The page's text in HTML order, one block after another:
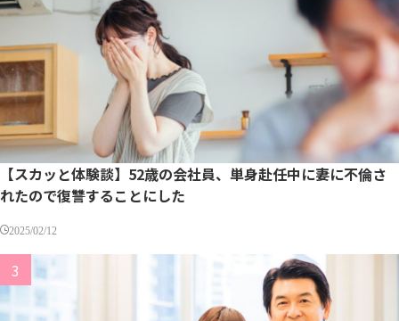
【スカッと体験談】52歳の会社員、単身赴任中に妻に不倫さ
れたので復讐することにした
2025/02/12